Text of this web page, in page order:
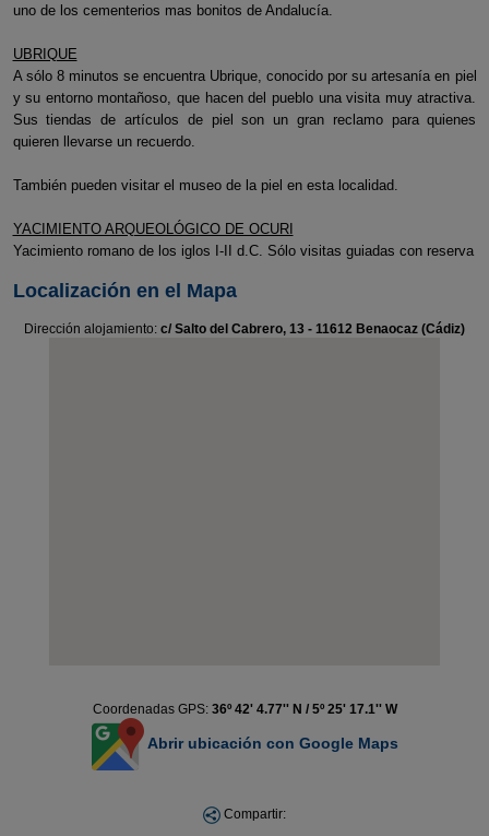
uno de los cementerios mas bonitos de Andalucía.
UBRIQUE
A sólo 8 minutos se encuentra Ubrique, conocido por su artesanía en piel
y su entorno montañoso, que hacen del pueblo una visita muy atractiva.
Sus tiendas de artículos de piel son un gran reclamo para quienes
quieren llevarse un recuerdo.
También pueden visitar el museo de la piel en esta localidad.
YACIMIENTO ARQUEOLÓGICO DE OCURI
Yacimiento romano de los iglos I-II d.C. Sólo visitas guiadas con reserva
Localización en el Mapa
Dirección alojamiento: c/ Salto del Cabrero, 13 - 11612 Benaocaz (Cádiz)
Coordenadas GPS: 36º 42' 4.77'' N / 5º 25' 17.1'' W
Abrir ubicación con Google Maps
Compartir: